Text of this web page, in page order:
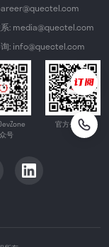
: media@quectel.com
: info@quectel.com
号
官方公众号